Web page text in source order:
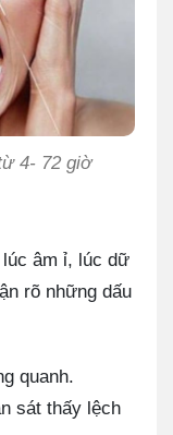
4- 72 giờ
âm ỉ, lúc dữ
rõ những dấu
quanh.
sát thấy lệch